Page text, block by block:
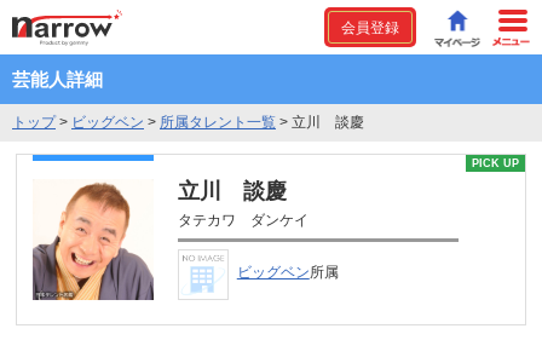
会員登録
芸能人詳細
トップ> ビッグベン > 所属タレント一覧 > 立川 談慶
PICK UP
立川 談慶
タテカワ ダンケイ
ビッグベン所属